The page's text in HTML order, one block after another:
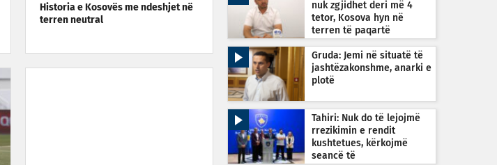
Historia e Kosovës me ndeshjet në
terren neutral
nuk zgjidhet deri më 4
tetor, Kosova hyn në
terren të paqartë
Gruda: Jemi në situatë të
jashtëzakonshme, anarki e
plotë
Tahiri: Nuk do të lejojmë
rrezikimin e rendit
kushtetues, kërkojmë
seancë të